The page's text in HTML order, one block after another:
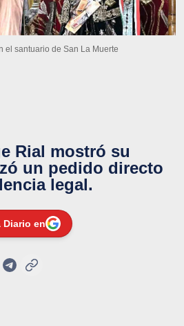
el santuario de San La Muerte
Rial mostró su
un pedido directo
legal.
Diario en